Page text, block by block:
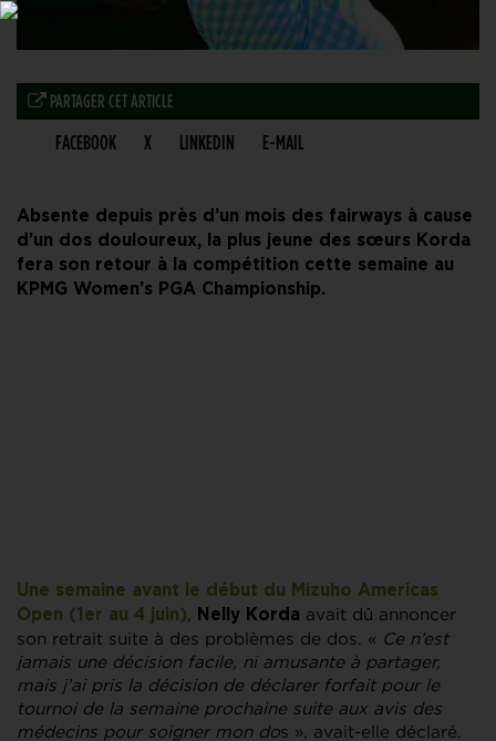
PARTAGER CET ARTICLE
FACEBOOK X LINKEDIN E-MAIL
Absente depuis près d’un mois des fairways à cause
d’un dos douloureux, la plus jeune des sœurs Korda
fera son retour à la compétition cette semaine au
KPMG Women’s PGA Championship.
Une semaine avant le début du Mizuho Americas
Open (1er au 4 juin), Nelly Korda avait dû annoncer
son retrait suite à des problèmes de dos. « Ce n’est
jamais une décision facile, ni amusante à partager,
mais j’ai pris la décision de déclarer forfait pour le
tournoi de la semaine prochaine suite aux avis des
médecins pour soigner mon dos », avait-elle déclaré.